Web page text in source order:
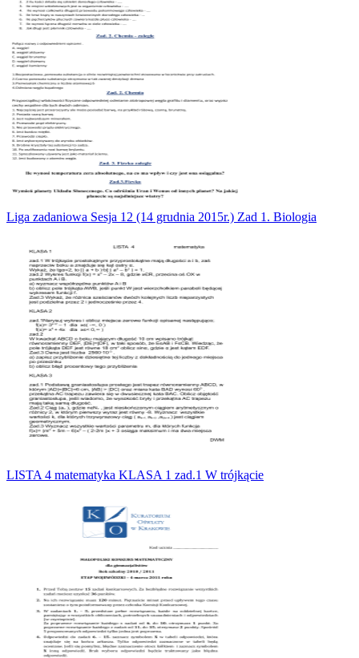
Liga zadaniowa Sesja 12 (14 grudnia 2015r.) Zad 1. Biologia
LISTA 4 matematyka KLASA 1 zad.1 W trójkącie